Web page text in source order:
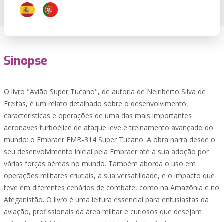
Sinopse
O livro "Avião Super Tucano", de autoria de Neiriberto Silva de
Freitas, é um relato detalhado sobre o desenvolvimento,
características e operações de uma das mais importantes
aeronaves turboélice de ataque leve e treinamento avançado do
mundo: o Embraer EMB-314 Super Tucano. A obra narra desde o
seu desenvolvimento inicial pela Embraer até a sua adoção por
várias forças aéreas no mundo. Também aborda o uso em
operações militares cruciais, a sua versatilidade, e o impacto que
teve em diferentes cenários de combate, como na Amazônia e no
Afeganistão. O livro é uma leitura essencial para entusiastas da
aviação, profissionais da área militar e curiosos que desejam